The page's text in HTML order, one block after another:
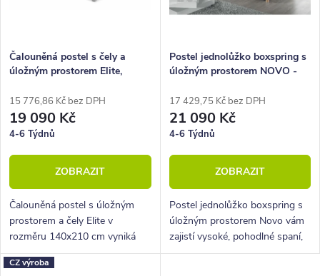
o
d
u
k
t
ů
r
o
d
u
k
t
ů
Čalouněná postel s čely a
úložným prostorem Elite,
15 776,86 Kč bez DPH
19 090 Kč
4-6 Týdnů
ZOBRAZIT
Čalouněná postel s úložným
prostorem a čely Elite v
rozměru 140x210 cm vyniká
především velkou ložnou
plochou. Předností je také
Postel jednolůžko boxspring s
úložným prostorem NOVO -
17 429,75 Kč bez DPH
21 090 Kč
4-6 Týdnů
ZOBRAZIT
Postel jednolůžko boxspring s
úložným prostorem Novo vám
zajistí vysoké, pohodlné spaní,
úložný prostor i krásný
CZ výroba